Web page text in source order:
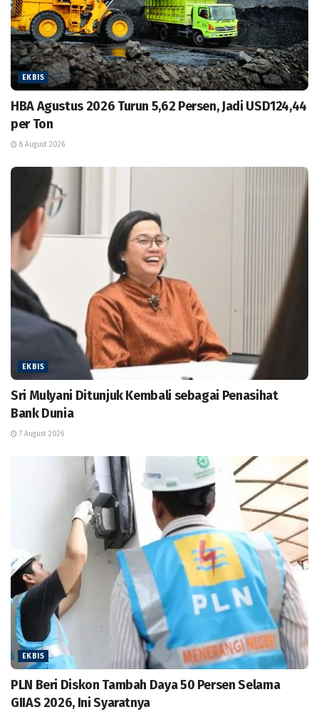
EKBIS
HBA Agustus 2026 Turun 5,62 Persen, Jadi USD124,44
per Ton
8 August 2026
EKBIS
Sri Mulyani Ditunjuk Kembali sebagai Penasihat
Bank Dunia
7 August 2026
EKBIS
PLN Beri Diskon Tambah Daya 50 Persen Selama
GIIAS 2026, Ini Syaratnya